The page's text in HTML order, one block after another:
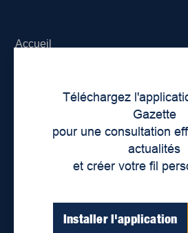
Téléchargez
Gazette
pour une consultation
actualités
et créer votre fil
Installer l'application
Accueil
Déontologie et confidentialité